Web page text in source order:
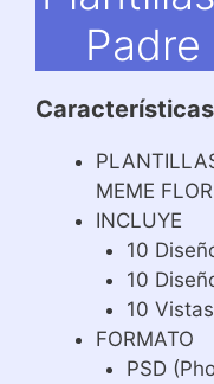
Características
MEME
INCLUYE
10
10
10
FORMATO
PSD